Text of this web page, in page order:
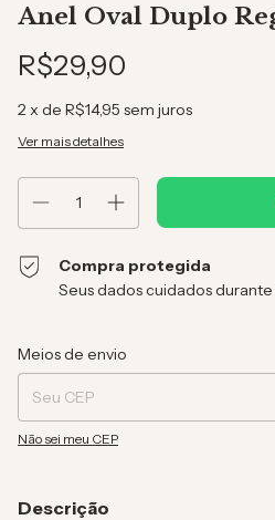
Anel Oval Duplo
R$29,90
2 x de R$14,95 sem juros
Ver mais detalhes
Compra protegida
Seus dados cuidados
Entregas para o CEP:
Meios de envio
Não sei meu CEP
Descrição